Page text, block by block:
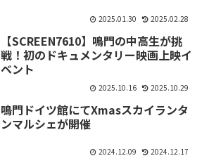
2025.01.30 2025.02.28
【SCREEN7610】鳴門の中高生が挑
戦！初のドキュメンタリー映画上映イ
ベント
2025.10.16 2025.10.29
鳴門ドイツ館にてXmasスカイランタ
ンマルシェが開催
2024.12.09 2024.12.17